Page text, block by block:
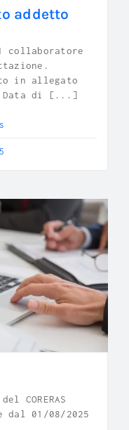
addetto
collaboratore
in allegato
Data di [...]
CORERAS
01/08/2025